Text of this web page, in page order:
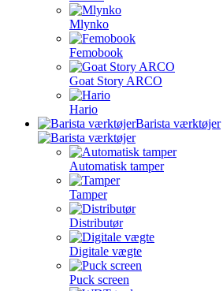
Mlynko
Femobook
Goat Story ARCO
Hario
Barista værktøjer
Automatisk tamper
Tamper
Distributør
Digitale vægte
Puck screen